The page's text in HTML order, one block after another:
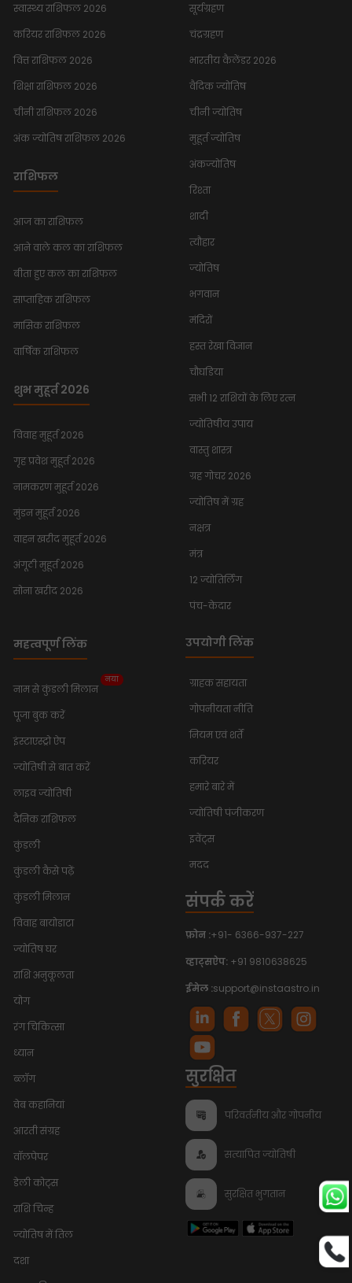
स्वास्थ्य राशिफल 2026
करियर राशिफल 2026
वित्त राशिफल 2026
शिक्षा राशिफल 2026
चीनी राशिफल 2026
अंक ज्योतिष राशिफल 2026
राशिफल
आज का राशिफल
आने वाले कल का राशिफल
बीता हुए कल का राशिफल
साप्ताहिक राशिफल
मासिक राशिफल
वार्षिक राशिफल
शुभ मुहूर्त 2026
विवाह मुहूर्त 2026
गृह प्रवेश मुहूर्त 2026
नामकरण मुहूर्त 2026
मुंडन मुहूर्त 2026
वाहन खरीद मुहूर्त 2026
अंगूठी मुहूर्त 2026
सोना खरीद 2026
सूर्यग्रहण
चंद्रग्रहण
भारतीय कैलेंडर 2026
वैदिक ज्योतिष
चीनी ज्योतिष
मुहूर्त ज्योतिष
अंकज्योतिष
रिश्ता
शादी
त्यौहार
ज्योतिष
भगवान
मंदिरों
हस्त रेखा विज्ञान
चौघडिया
सभी 12 राशियों के लिए रत्न
ज्योतिषीय उपाय
वास्तु शास्त्र
ग्रह गोचर 2026
ज्योतिष में ग्रह
नक्षत्र
मंत्र
12 ज्योतिर्लिंग
पंच-केदार
महत्वपूर्ण लिंक
नाम से कुंडली मिलान
नया
पूजा बुक करें
इंस्टाएस्ट्रो ऐप
ज्योतिषी से बात करें
लाइव ज्योतिषी
दैनिक राशिफल
कुंडली
कुंडली कैसे पढ़ें
कुंडली मिलान
विवाह बायोडाटा
ज्योतिष घर
राशि अनुकूलता
योग
रंग चिकित्सा
ध्यान
ब्लॉग
वेब कहानियां
आरती संग्रह
वॉलपेपर
डेली कोट्स
राशि चिन्ह
ज्योतिष में तिल
दशा
उपयोगी लिंक
ग्राहक सहायता
गोपनीयता नीति
नियम एवं शर्तें
करियर
हमारे बारे में
ज्योतिषी पंजीकरण
इवेंट्स
मदद
संपर्क करें
फ़ोन :+91- 6366-937-227
व्हाट्सऐप: +91 9810638625
ईमेल :support@instaastro.in
सुरक्षित
परिवर्तनीय और गोपनीय
सत्यापित ज्योतिषी
सुरक्षित भुगतान